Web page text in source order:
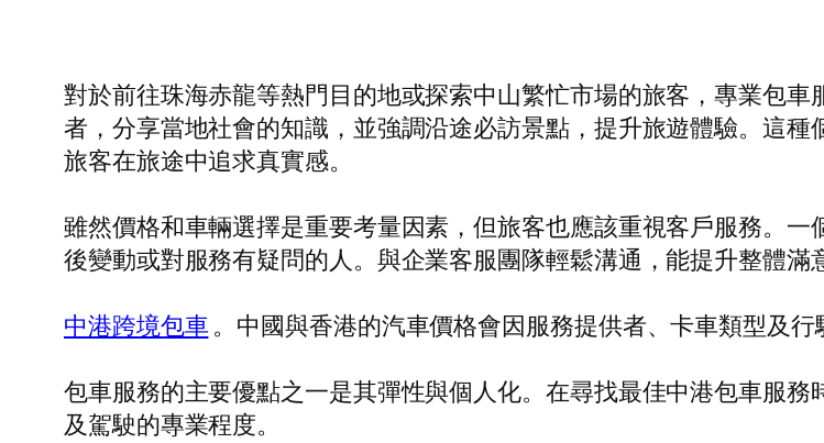
對於前往珠海赤龍等熱門目的地或探索中山繁忙市場的旅客，專業包
者，分享當地社會的知識，並強調沿途必訪景點，提升旅遊體驗。這
旅客在旅途中追求真實感。
雖然價格和車輛選擇是重要考量因素，但旅客也應該重視客戶服務。
後變動或對服務有疑問的人。與企業客服團隊輕鬆溝通，能提升整體滿
中港跨境包車 。中國與香港的汽車價格會因服務提供者、卡車類型及行
包車服務的主要優點之一是其彈性與個人化。在尋找最佳中港包車服
及駕駛的專業程度。